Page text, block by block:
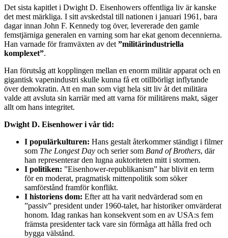
Det sista kapitlet i Dwight D. Eisenhowers offentliga liv är kanske
det mest märkliga. I sitt avskedstal till nationen i januari 1961, bara
dagar innan John F. Kennedy tog över, levererade den gamle
femstjärniga generalen en varning som har ekat genom decennierna.
Han varnade för framväxten av det ”militärindustriella
komplexet”.
Han förutsåg att kopplingen mellan en enorm militär apparat och en
gigantisk vapenindustri skulle kunna få ett otillbörligt inflytande
över demokratin. Att en man som vigt hela sitt liv åt det militära
valde att avsluta sin karriär med att varna för militärens makt, säger
allt om hans integritet.
Dwight D. Eisenhower i vår tid:
I populärkulturen: Hans gestalt återkommer ständigt i filmer
som The Longest Day och serier som Band of Brothers, där
han representerar den lugna auktoriteten mitt i stormen.
I politiken: ”Eisenhower-republikanism” har blivit en term
för en moderat, pragmatisk mittenpolitik som söker
samförstånd framför konflikt.
I historiens dom: Efter att ha varit nedvärderad som en
”passiv” president under 1960-talet, har historiker omvärderat
honom. Idag rankas han konsekvent som en av USA:s fem
främsta presidenter tack vare sin förmåga att hålla fred och
bygga välstånd.